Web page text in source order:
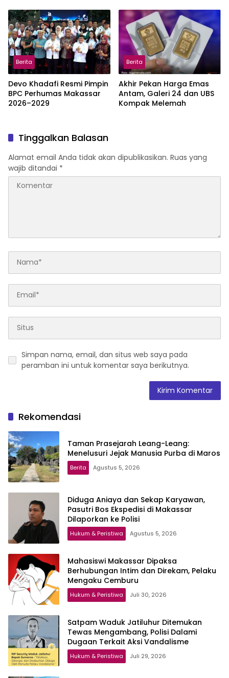
Berita
Devo Khadafi Resmi Pimpin
BPC Perhumas Makassar
2026–2029
Berita
Akhir Pekan Harga Emas
Antam, Galeri 24 dan UBS
Kompak Melemah
Tinggalkan Balasan
Alamat email Anda tidak akan dipublikasikan. Ruas yang
wajib ditandai *
Simpan nama, email, dan situs web saya pada
peramban ini untuk komentar saya berikutnya.
Rekomendasi
Taman Prasejarah Leang-Leang:
Menelusuri Jejak Manusia Purba di Maros
Berita Agustus 5, 2026
Diduga Aniaya dan Sekap Karyawan,
Pasutri Bos Ekspedisi di Makassar
Dilaporkan ke Polisi
Hukum & Peristiwa Agustus 5, 2026
Mahasiswi Makassar Dipaksa
Berhubungan Intim dan Direkam, Pelaku
Mengaku Cemburu
Hukum & Peristiwa Juli 30, 2026
Satpam Waduk Jatiluhur Ditemukan
Tewas Mengambang, Polisi Dalami
Dugaan Terkait Aksi Vandalisme
Hukum & Peristiwa Juli 29, 2026